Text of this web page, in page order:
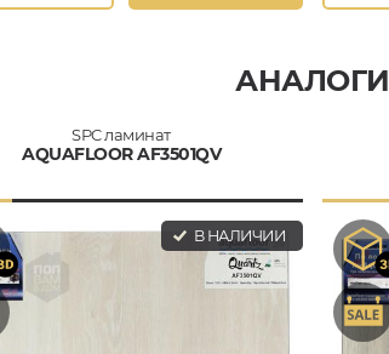
АНАЛОГИ
SPC ламинат
AQUAFLOOR AF3501QV
В НАЛИЧИИ